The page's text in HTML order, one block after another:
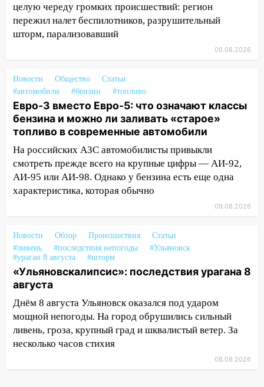
07:30 Евро-3 вместо Евро-5: что
означают классы бензина и можно ли
06:30
Какая погода будет в Ульяновской
области днем 9 августа
05:05 День, когда всё может
измениться: гороскоп на 9 августа —
три знака получат шанс, который нельзя
упустить
08.08.2026
20:10 Во время урагана в Ульяновске на
19:55
В Ульяновске упавшее дерево
заблокировало в машине двух женщин
17:15
В Ульяновской области
ремонтируют девять мостов: один уже
готов, ещё два — почти завершены
17:00 «Ульяновскалипсис»: последствия
урагана 8 августа
16:38 Прогноз погоды в Ульяновской
целую череду громких происшествий: регион
пережил налет беспилотников, разрушительный
шторм, парализовавший
09.08.2026
Новости Общество
Статьи
#автомобили
#бензин #топливо
Евро-3 вместо Евро-5: что означают классы
бензина и можно ли заливать «старое»
топливо в современные автомобили
На российских АЗС автомобилисты привыкли
смотреть прежде всего на крупные цифры — АИ-92,
АИ-95 или АИ-98. Однако у бензина есть еще одна
характеристика, которая обычно
09.08.2026
Новости Обзор Происшествия
Статьи
#ливень
#последствия непогоды
#Ульяновск
#ураган 8 августа
#шторм
«Ульяновскалипсис»: последствия урагана 8
августа
Днём 8 августа Ульяновск оказался под ударом
мощной непогоды. На город обрушились сильный
ливень, гроза, крупный град и шквалистый ветер. За
несколько часов стихия
08.08.2026